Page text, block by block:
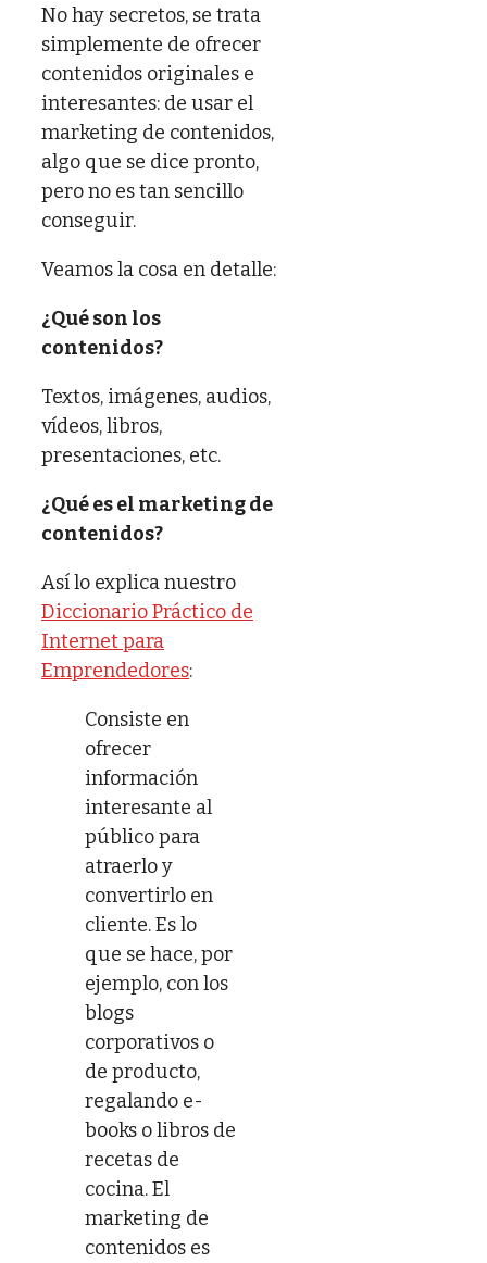
No hay secretos, se trata
simplemente de ofrecer
contenidos originales e
interesantes: de usar el
marketing de contenidos,
algo que se dice pronto,
pero no es tan sencillo
conseguir.
Veamos la cosa en detalle:
¿Qué son los
contenidos?
Textos, imágenes, audios,
vídeos, libros,
presentaciones, etc.
¿Qué es el marketing de
contenidos?
Así lo explica nuestro
Diccionario Práctico de
Internet para
Emprendedores:
Consiste en
ofrecer
información
interesante al
público para
atraerlo y
convertirlo en
cliente. Es lo
que se hace, por
ejemplo, con los
blogs
corporativos o
de producto,
regalando e-
books o libros de
recetas de
cocina. El
marketing de
contenidos es